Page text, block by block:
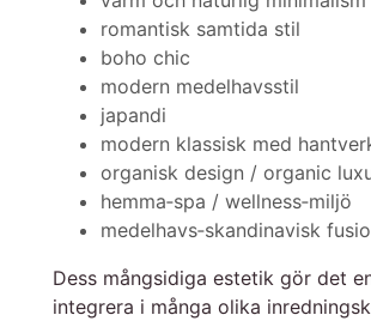
romantisk samtida stil
boho chic
modern medelhavsstil
japandi
modern klassisk med
organisk design / organic
hemma‑spa / wellness‑miljö
medelhavs‑skandinavisk
Dess mångsidiga estetik gör det
integrera i många olika